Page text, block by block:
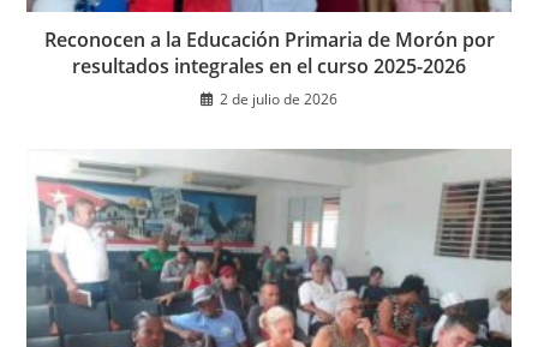
Reconocen a la Educación Primaria de Morón por
resultados integrales en el curso 2025-2026
2 de julio de 2026